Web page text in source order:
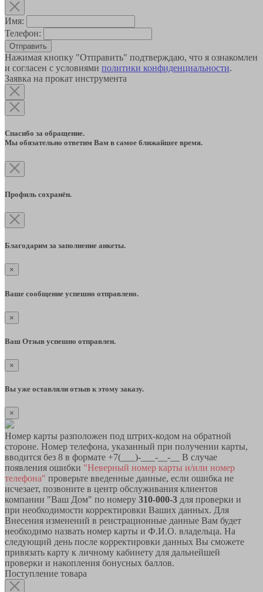
Имя:
Телефон:
Отправить
Нажимая кнопку "Отправить" подтверждаю, что я ознакомлен
и согласен с условиями политики конфиденциальности.
Заявка на прокат инструмента
Спасибо за обращение.
Мы обязательно ответим Вам в самое ближайшее время.
Профиль сохранён.
Благодарим за заполнение анкеты.
×
Ваше сообщение успешно отправлено.
×
Ваш Отзыв успешно отправлен.
×
Вы уже оставляли отзыв к этому заказу.
×
Номер карты разположен под штрих-кодом на обратной
стороне. Номер телефона, указанный при получении карты,
вводится без 8 в формате +7(___)-___-__-__ В случае
появления ошибки "Неверный номер карты и/или номер
телефона" проверьте введенные данные, если ошибка не
исчезает, позвоните в центр обслуживания клиентов
компании "Ваш Дом" по номеру 310-000-3 для проверки и
при необходимости корректировки Ваших данных. Для
Внесения изменений в реистрационные данные Вам будет
необходимо назвать номер карты и Ф.И.О. владельца. На
следующий день после корректировки данных Вы сможете
привязать карту к личному кабинету для дальнейшей
проверки и накопления бонусных баллов.
Поступление товара